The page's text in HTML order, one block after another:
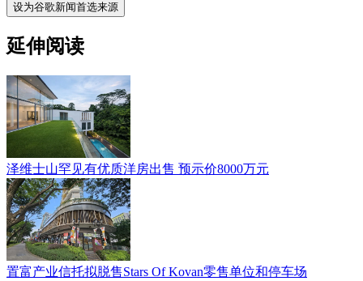
设为谷歌新闻首选来源
延伸阅读
泽维士山罕见有优质洋房出售 预示价8000万元
置富产业信托拟脱售Stars Of Kovan零售单位和停车场